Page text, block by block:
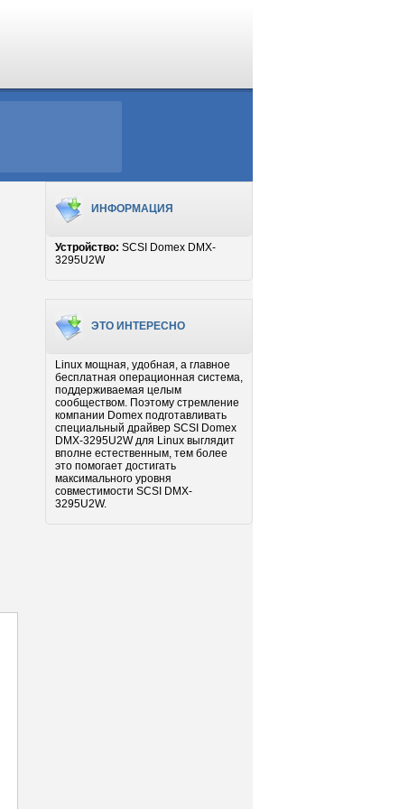
ИНФОРМАЦИЯ
Устройство: SCSI Domex DMX-
3295U2W
ЭТО ИНТЕРЕСНО
Linux мощная, удобная, а главное
бесплатная операционная система,
поддерживаемая целым
сообществом. Поэтому стремление
компании Domex подготавливать
специальный драйвер SCSI Domex
DMX-3295U2W для Linux выглядит
вполне естественным, тем более
это помогает достигать
максимального уровня
совместимости SCSI DMX-
3295U2W.